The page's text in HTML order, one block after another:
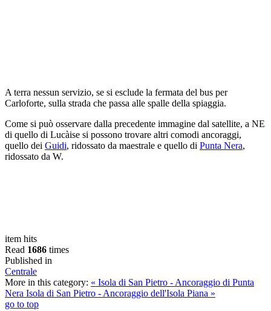
A terra nessun servizio, se si esclude la fermata del bus per
Carloforte, sulla strada che passa alle spalle della spiaggia.
Come si può osservare dalla precedente immagine dal satellite, a NE
di quello di Lucàise si possono trovare altri comodi ancoraggi,
quello dei Guidi, ridossato da maestrale e quello di Punta Nera,
ridossato da W.
item hits
Read 1686 times
Published in
Centrale
More in this category: « Isola di San Pietro - Ancoraggio di Punta
Nera Isola di San Pietro - Ancoraggio dell'Isola Piana »
go to top